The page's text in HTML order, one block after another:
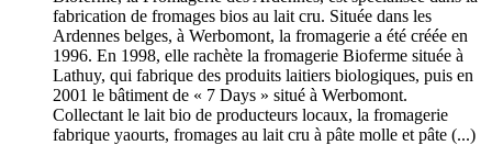
fabrication de fromages bios au lait cru. Située dans les
Ardennes belges, à Werbomont, la fromagerie a été créée en
1996. En 1998, elle rachète la fromagerie Bioferme située à
Lathuy, qui fabrique des produits laitiers biologiques, puis en
2001 le bâtiment de « 7 Days » situé à Werbomont.
Collectant le lait bio de producteurs locaux, la fromagerie
fabrique yaourts, fromages au lait cru à pâte molle et pâte (...)